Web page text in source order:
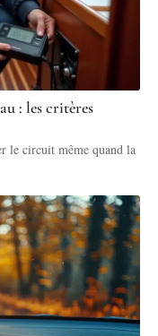
: les critères
le circuit même quand la